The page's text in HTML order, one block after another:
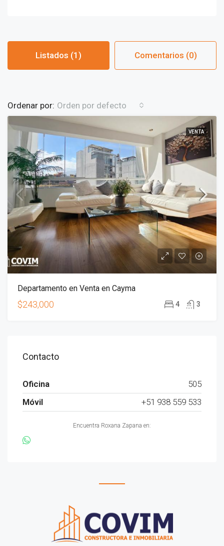
Listados (1) Comentarios (0)
Ordenar por: Orden por defecto
VENTA
Departamento en Venta en Cayma
$243,000 4 3
Contacto
Oficina
505
Móvil
+51 938 559 533
Encuentra Roxana Zapana en: